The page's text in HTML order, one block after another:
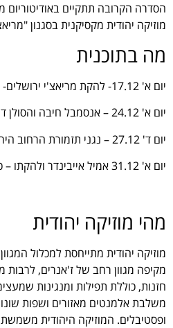
הסדרה הקרובה תתקיים באודיטוריום
מוזיקה יהודית מקסיקנית בסגנון
מה בתוכנית
יום א' 17.12- להקת מריאצ'י ירושלים- "ערב מקסיקני"
יום א' 24.12 – אנסמבל חיבה והסולן דניאל סעדון במופע "חיבת הפיוט"
יום ד' 27.12 – נגני תזמורת הרחוב הירושלמית – "קלאסית עם נשמה יהודית"
יום א' 31.12 אמיל אייבינדר ולהקתו – כליזמר חובק עולם
מהי מוזיקה יהודית
מוזיקה יהודית מתייחסת למכלול
מקיפה מגוון רחב של ז'אנרים, לרבות
חזנות, כוללת תפילות ומנגינות
משלבת אלמנטים מאזורים ושפות
ופסטיבלים. המוזיקה היהודית משמשת